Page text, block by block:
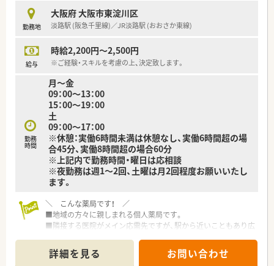
を大切にしており、働きやすい環境です。
■自社施設との連携が非常にスムーズであり、急な呼び出しや休
日出勤が発生しにくい体制を整えています。
勤務地
大阪府 大阪市東淀川区
淡路駅 (阪急千里線)／JR淡路駅 (おおさか東線)
給与
時給2,200円～2,500円
※ご経験・スキルを考慮の上、決定致します。
勤務
時間
月～金
09：00～13：00
15：00～19：00
土
09：00～17：00
※休憩：実働6時間未満は休憩なし、実働6時間超の場
合45分、実働8時間超の場合60分
※上記内で勤務時間・曜日は応相談
※夜勤務は週1～2回、土曜は月2回程度お願いいたし
ます。
＼ こんな薬局です！ ／
■地域の方々に親しまれる個人薬局です。
■隣接する医院がメイン応需先ですが、駅から近いこともあり広
きます！
詳細を見る お問い合わせ